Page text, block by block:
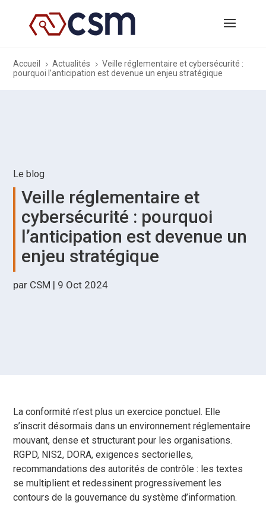
Accueil 5 Actualités 5 Veille réglementaire et cybersécurité :
pourquoi l’anticipation est devenue un enjeu stratégique
Le blog
Veille réglementaire et
cybersécurité : pourquoi
l’anticipation est devenue un
enjeu stratégique
par CSM | 9 Oct 2024
La conformité n’est plus un exercice ponctuel. Elle
s’inscrit désormais dans un environnement réglementaire
mouvant, dense et structurant pour les organisations.
RGPD, NIS2, DORA, exigences sectorielles,
recommandations des autorités de contrôle : les textes
se multiplient et redessinent progressivement les
contours de la gouvernance du système d’information.